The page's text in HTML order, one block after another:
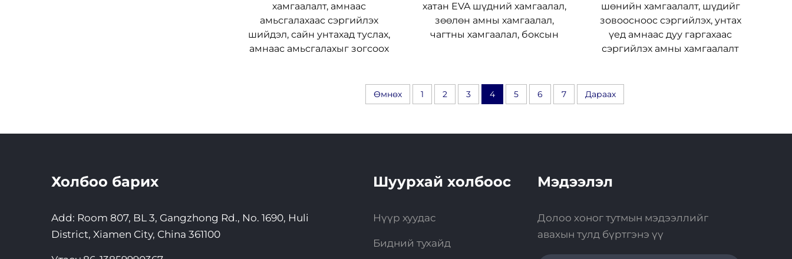
хамгаалалт, амнаас
амьсгалахаас сэргийлэх
шийдэл, сайн унтахад туслах,
амнаас амьсгалахыг зогсоох
хатан EVA шүдний хамгаалал,
зөөлөн амны хамгаалал,
чагтны хамгаалал, боксын
шөнийн хамгаалалт, шүдийг
зовоосноос сэргийлэх, унтах
үед амнаас дуу гаргахаас
сэргийлэх амны хамгаалалт
Өмнөх 1 2 3 4 5 6 7 Дараах
Холбоо барих
Add: Room 807, BL 3, Gangzhong Rd., No. 1690, Huli
District, Xiamen City, China 361100
Шуурхай холбоос
Нүүр хуудас
Бидний тухайд
Мэдээлэл
Долоо хоног тутмын мэдээллийг
авахын тулд бүртгэнэ үү